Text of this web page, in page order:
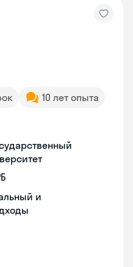
10 лет опыта
и